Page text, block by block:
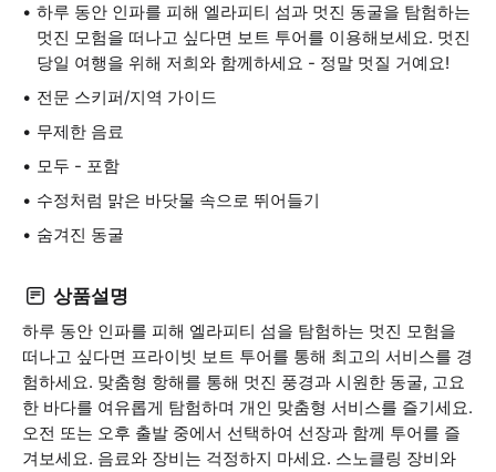
하루 동안 인파를 피해 엘라피티 섬과 멋진 동굴을 탐험하는
멋진 모험을 떠나고 싶다면 보트 투어를 이용해보세요. 멋진
당일 여행을 위해 저희와 함께하세요 - 정말 멋질 거예요!
전문 스키퍼/지역 가이드
무제한 음료
모두 - 포함
수정처럼 맑은 바닷물 속으로 뛰어들기
숨겨진 동굴
상품설명
하루 동안 인파를 피해 엘라피티 섬을 탐험하는 멋진 모험을
떠나고 싶다면 프라이빗 보트 투어를 통해 최고의 서비스를 경
험하세요. 맞춤형 항해를 통해 멋진 풍경과 시원한 동굴, 고요
한 바다를 여유롭게 탐험하며 개인 맞춤형 서비스를 즐기세요.
오전 또는 오후 출발 중에서 선택하여 선장과 함께 투어를 즐
겨보세요. 음료와 장비는 걱정하지 마세요. 스노클링 장비와